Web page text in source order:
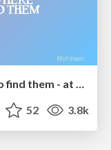
52 3.8k